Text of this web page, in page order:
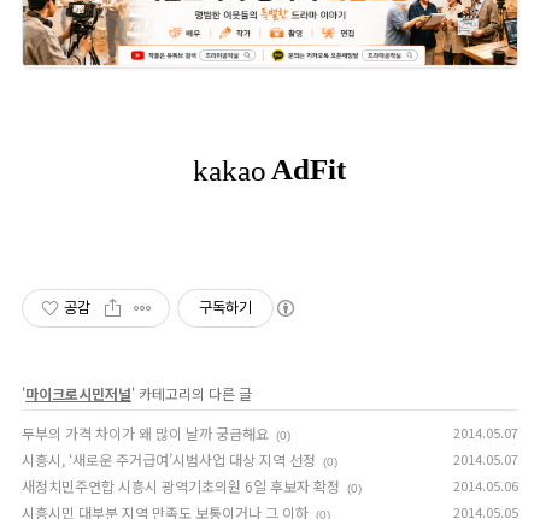
공감 구독하기
'마이크로시민저널' 카테고리의 다른 글
두부의 가격 차이가 왜 많이 날까 궁금해요 (0) 2014.05.07
시흥시, ‘새로운 주거급여’시범사업 대상 지역 선정 (0) 2014.05.07
새정치민주연합 시흥시 광역기초의원 6일 후보자 확정 (0) 2014.05.06
시흥시민 대부분 지역 만족도 보통이거나 그 이하 (0) 2014.05.05